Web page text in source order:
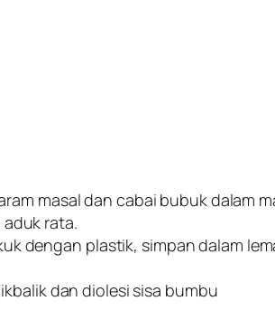
masal dan cabai bubuk dalam
rata.
dengan plastik, simpan dalam
dan diolesi sisa bumbu